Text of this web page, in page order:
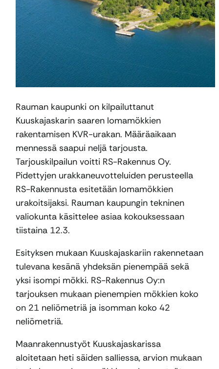
Rauman kaupunki on kilpailuttanut
Kuuskajaskarin saaren lomamökkien
rakentamisen KVR-urakan. Määräaikaan
mennessä saapui neljä tarjousta.
Tarjouskilpailun voitti RS-Rakennus Oy.
Pidettyjen urakkaneuvotteluiden perusteella
RS-Rakennusta esitetään lomamökkien
urakoitsijaksi. Rauman kaupungin tekninen
valiokunta käsittelee asiaa kokouksessaan
tiistaina 12.3.
Esityksen mukaan Kuuskajaskariin rakennetaan
tulevana kesänä yhdeksän pienempää sekä
yksi isompi mökki. RS-Rakennus Oy:n
tarjouksen mukaan pienempien mökkien koko
on 21 neliömetriä ja isomman koko 42
neliömetriä.
Maanrakennustyöt Kuuskajaskarissa
aloitetaan heti säiden salliessa, arvion mukaan